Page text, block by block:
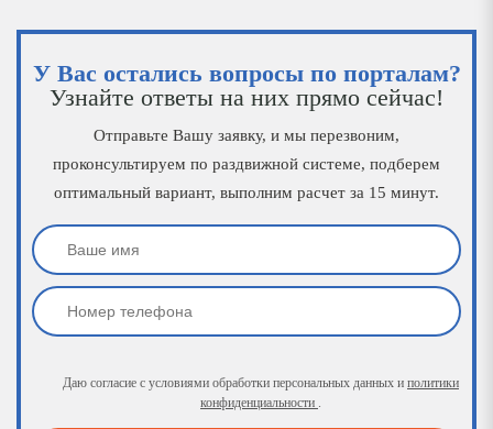
У Вас остались вопросы по порталам?
Узнайте ответы на них прямо сейчас!
Отправьте Вашу заявку, и мы перезвоним,
проконсультируем по раздвижной системе, подберем
оптимальный вариант, выполним расчет за 15 минут.
Даю согласие с условиями обработки персональных данных и политики
конфиденциальности .